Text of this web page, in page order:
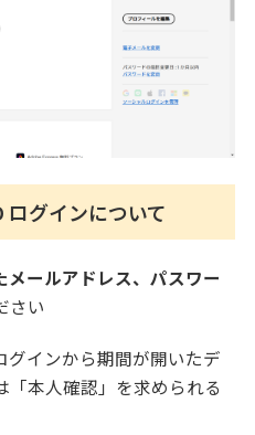
グインについて
メールアドレス、パスワー
さい
インから期間が開いたデ
「本人確認」を求められる